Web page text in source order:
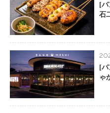
[バ
石
[
ゃ